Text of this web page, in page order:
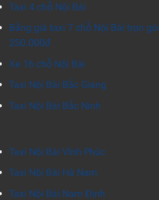
Taxi 4 chỗ Nội Bài
Bảng giá taxi 7 chỗ Nội Bài trọn
250.000đ
Xe 16 chỗ Nội Bài
Taxi Nội Bài Bắc Giang
Taxi Nội Bài Bắc Ninh
Taxi Nội Bài Vĩnh Phúc
Taxi Nội Bài Hà Nam
Taxi Nội Bài Nam Định